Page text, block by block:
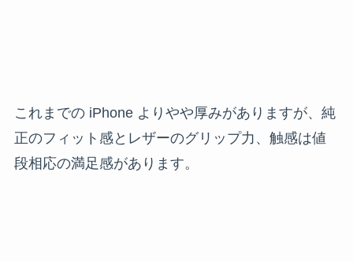
これまでの iPhone よりやや厚みがありますが、純
正のフィット感とレザーのグリップ力、触感は値
段相応の満足感があります。